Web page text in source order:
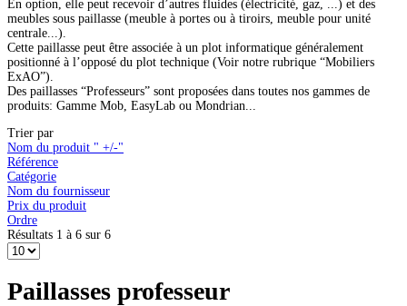
En option, elle peut recevoir d’autres fluides (électricité, gaz, ...) et des
meubles sous paillasse (meuble à portes ou à tiroirs, meuble pour unité
centrale...).
Cette paillasse peut être associée à un plot informatique généralement
positionné à l’opposé du plot technique (Voir notre rubrique “Mobiliers
ExAO”).
Des paillasses “Professeurs” sont proposées dans toutes nos gammes de
produits: Gamme Mob, EasyLab ou Mondrian...
Trier par
Nom du produit " +/-"
Référence
Catégorie
Nom du fournisseur
Prix du produit
Ordre
Résultats 1 à 6 sur 6
Paillasses professeur